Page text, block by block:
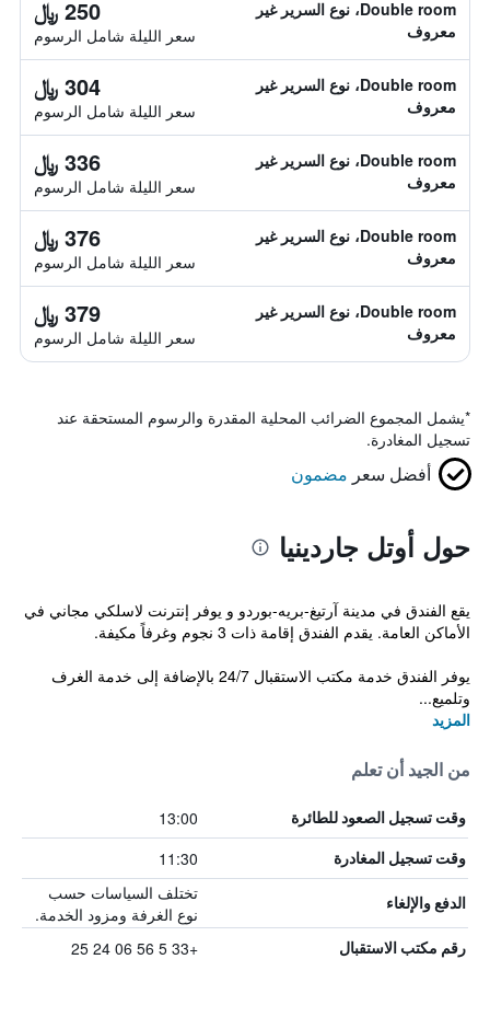
Double room، نوع السرير غير
معروف
250 ﷼
سعر الليلة شامل الرسوم
Double room، نوع السرير غير
معروف
304 ﷼
سعر الليلة شامل الرسوم
Double room، نوع السرير غير
معروف
336 ﷼
سعر الليلة شامل الرسوم
Double room، نوع السرير غير
معروف
376 ﷼
سعر الليلة شامل الرسوم
Double room، نوع السرير غير
معروف
379 ﷼
سعر الليلة شامل الرسوم
*يشمل المجموع الضرائب المحلية المقدرة والرسوم المستحقة عند
تسجيل المغادرة.
أفضل سعر مضمون
حول أوتل جاردينيا
يقع الفندق في مدينة آرتيغ-بريه-بوردو و يوفر إنترنت لاسلكي مجاني في
الأماكن العامة. يقدم الفندق إقامة ذات 3 نجوم وغرفاً مكيفة.
يوفر الفندق خدمة مكتب الاستقبال 24/7 بالإضافة إلى خدمة الغرف
وتلميع...
المزيد
من الجيد أن تعلم
وقت تسجيل الصعود للطائرة 13:00
وقت تسجيل المغادرة 11:30
الدفع والإلغاء
تختلف السياسات حسب
نوع الغرفة ومزود الخدمة.
رقم مكتب الاستقبال +33 5 56 06 24 25